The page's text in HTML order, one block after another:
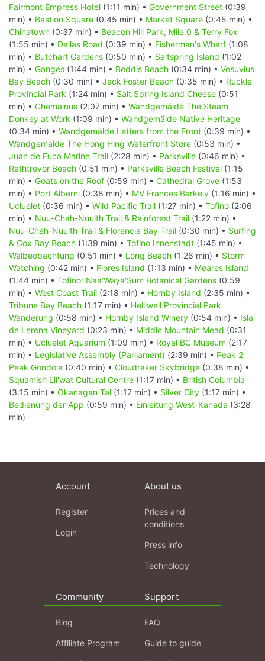
Fairmont Empress Hotel (1:11 min) • Government Street (0:39
min) • Bastion Square (0:45 min) • Market Square (0:45 min) •
Chinatown (0:37 min) • Beacon Hill Park, Mile 0 & Terry Fox
(1:55 min) • Dallas Road (0:39 min) • Fisherman's Wharf (1:08
min) • Butchart Gardens (0:50 min) • Saltspring Island (1:02
min) • Ganges (1:44 min) • Beddis Beach (0:34 min) • Vesuvius
Bay Beach (0:30 min) • Jack Foster Beach (0:35 min) • Ruckle
Provincial Park (1:24 min) • Salt Spring Island Cheese (0:51
min) • Chemainus (2:07 min) • Wandgemälde The Steam
Donkey at Work (1:09 min) • Wandgemälde Native Heritage
(0:34 min) • Wandgemälde Letters from the Front (0:39 min) •
Wandgemälde The Hong Hing Waterfront Store (0:53 min) •
Juan de Fuca Marine Trail (2:28 min) • Parksville (0:46 min) •
Rathtrevor Beach (0:51 min) • Parksville Beach Festival (1:15
min) • Goats on the Roof (0:59 min) • Cathedral Grove (1:53
min) • Port Alberni (0:38 min) • MV Frances Barkely (1:16 min) •
Ucluelet (0:36 min) • Wild Pacific Trail (1:27 min) • Tofino (2:06
min) • Nuu-Chah-Nuulth Trail & Rainforest Trail (1:22 min) •
Nuu-Chah-Nuulth Trail & Florencia Bay Trail (0:30 min) • Surfing
& Cox Bay Beach (1:39 min) • Tofino Innenstadt (1:45 min) •
Walbeobachtung (0:51 min) • Long Beach (1:26 min) • Storm
Watching (0:42 min) • Flores Island (1:13 min) • Meares Island
(1:44 min) • Tofino: Naa'Waya'Sum Botanical Gardens (0:59
min) • West Coast Trail (2:18 min) • Hornby Island (2:35 min) •
Tribune Bay Beach (1:17 min) • Helliwell Provincial Park
Wanderung (0:58 min) • Hornby Island Winery (0:54 min) • Isla
de Lerena Vineyard (0:23 min) • Middle Mountain Mead (0:31
min) • Ucluelet Aquarium (1:09 min) • Royal BC Museum (2:17
min) • Legislative Assembly (Parliament) (2:39 min) • Peak 2
Peak Gondola (0:40 min) • Cloudraker Skybridge (0:38 min) •
Squamish Lil'wat Cultural Centre (1:17 min) • British Columbia
(3:15 min) • Okanagan Tal (1:17 min) • Silver City (1:17 min) •
Bedienung der App (0:59 min) • Einleitung West-Kanada (3:28
min)
Account
Register
Login
About us
Prices and
conditions
Press info
Technology
Community
Blog
Affiliate Program
Support
FAQ
Guide to guide